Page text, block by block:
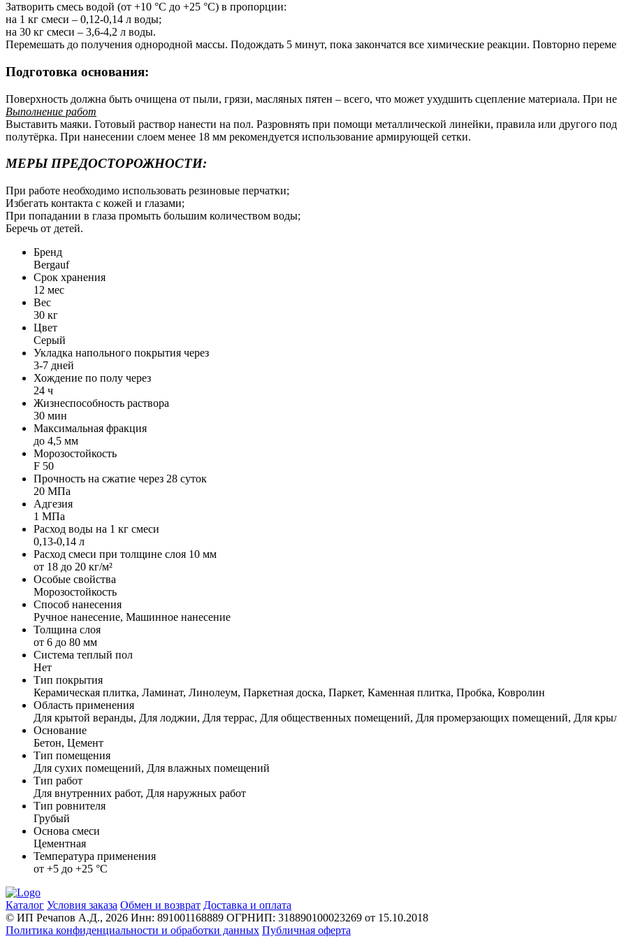
Затворить смесь водой (от +10 °С до +25 °С) в пропорции:
на 1 кг смеси – 0,12-0,14 л воды;
на 30 кг смеси – 3,6-4,2 л воды.
Перемешать до получения однородной массы. Подождать 5 минут, пока закончатся все химические реакции. Повторно
Подготовка основания:
Поверхность должна быть очищена от пыли, грязи, масляных пятен – всего, что может ухудшить сцепление материала. При
Выполнение работ
Выставить маяки. Готовый раствор нанести на пол. Разровнять при помощи металлической линейки, правила или другого
полутёрка. При нанесении слоем менее 18 мм рекомендуется использование армирующей сетки.
МЕРЫ ПРЕДОСТОРОЖНОСТИ:
При работе необходимо использовать резиновые перчатки;
Избегать контакта с кожей и глазами;
При попадании в глаза промыть большим количеством воды;
Беречь от детей.
Бренд
Bergauf
Срок хранения
12 мес
Вес
30 кг
Цвет
Серый
Укладка напольного покрытия через
3-7 дней
Хождение по полу через
24 ч
Жизнеспособность раствора
30 мин
Максимальная фракция
до 4,5 мм
Морозостойкость
F 50
Прочность на сжатие через 28 суток
20 МПа
Адгезия
1 МПа
Расход воды на 1 кг смеси
0,13-0,14 л
Расход смеси при толщине слоя 10 мм
от 18 до 20 кг/м²
Особые свойства
Морозостойкость
Способ нанесения
Ручное нанесение, Машинное нанесение
Толщина слоя
от 6 до 80 мм
Система теплый пол
Нет
Тип покрытия
Керамическая плитка, Ламинат, Линолеум, Паркетная доска, Паркет, Каменная плитка, Пробка, Ковролин
Область применения
Для крытой веранды, Для лоджии, Для террас, Для общественных помещений, Для промерзающих помещений, Для
Основание
Бетон, Цемент
Тип помещения
Для сухих помещений, Для влажных помещений
Тип работ
Для внутренних работ, Для наружных работ
Тип ровнителя
Грубый
Основа смеси
Цементная
Температура применения
от +5 до +25 °С
Каталог Условия заказа Обмен и возврат Доставка и оплата
© ИП Речапов А.Д., 2026 Инн: 891001168889 ОГРНИП: 318890100023269 от 15.10.2018
Политика конфиденциальности и обработки данных Публичная оферта